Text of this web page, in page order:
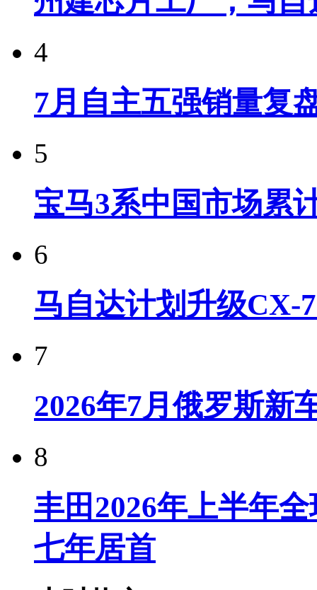
4
7月自主五强销量复
5
宝马3系中国市场累
6
马自达计划升级CX-
7
2026年7月俄罗斯新
8
丰田2026年上半年
七年居首